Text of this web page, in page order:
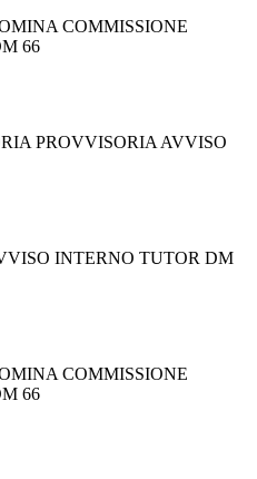
COMMISSIONE
66
PROVVISORIA AVVISO
INTERNO TUTOR DM
COMMISSIONE
66